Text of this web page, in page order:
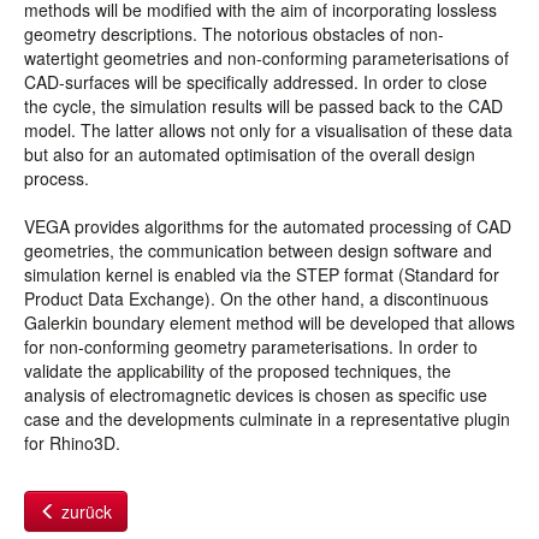
methods will be modified with the aim of incorporating lossless
geometry descriptions. The notorious obstacles of non-
watertight geometries and non-conforming parameterisations of
CAD-surfaces will be specifically addressed. In order to close
the cycle, the simulation results will be passed back to the CAD
model. The latter allows not only for a visualisation of these data
but also for an automated optimisation of the overall design
process.
VEGA provides algorithms for the automated processing of CAD
geometries, the communication between design software and
simulation kernel is enabled via the STEP format (Standard for
Product Data Exchange). On the other hand, a discontinuous
Galerkin boundary element method will be developed that allows
for non-conforming geometry parameterisations. In order to
validate the applicability of the proposed techniques, the
analysis of electromagnetic devices is chosen as specific use
case and the developments culminate in a representative plugin
for Rhino3D.
zurück